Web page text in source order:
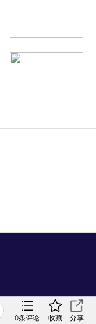
0条评论 收藏 分享